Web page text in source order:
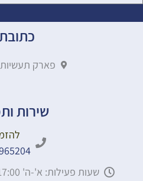
פארק
שירות
שעות פעילות: א'-ה' 8:00-17:00, יום ו' 8:00-13:00